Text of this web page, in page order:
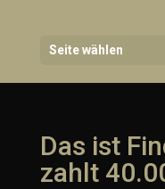
Seite wählen
Das ist
zahlt